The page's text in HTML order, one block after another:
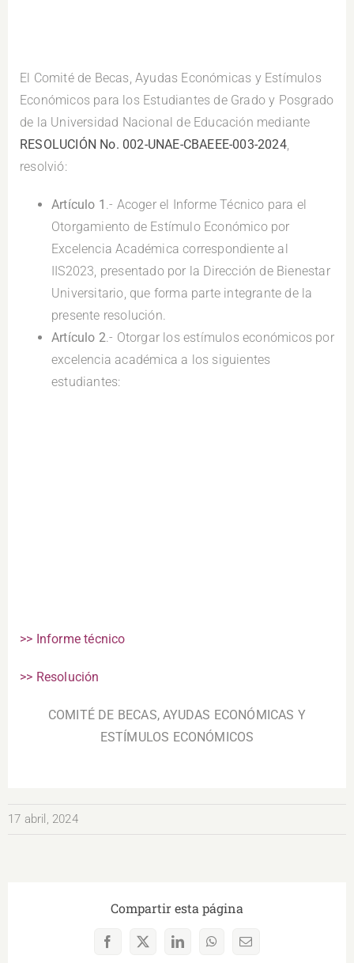
El Comité de Becas, Ayudas Económicas y Estímulos
Económicos para los Estudiantes de Grado y Posgrado
de la Universidad Nacional de Educación mediante
RESOLUCIÓN No. 002-UNAE-CBAEEE-003-2024,
resolvió:
Artículo 1 .- Acoger el Informe Técnico para el
Otorgamiento de Estímulo Económico por
Excelencia Académica correspondiente al
IIS2023, presentado por la Dirección de Bienestar
Universitario, que forma parte integrante de la
presente resolución.
Artículo 2 .- Otorgar los estímulos económicos por
excelencia académica a los siguientes
estudiantes:
>> Informe técnico
>> Resolución
COMITÉ DE BECAS, AYUDAS ECONÓMICAS Y
ESTÍMULOS ECONÓMICOS
17 abril, 2024
Compartir esta página
Facebook
X LinkedInWhatsAppCorreo